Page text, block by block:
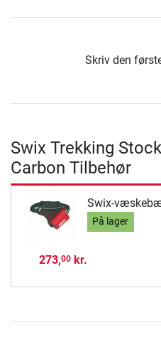
Skriv den
Swix Trekking
Carbon Tilbehør
Swix-
På lager
273,00kr.